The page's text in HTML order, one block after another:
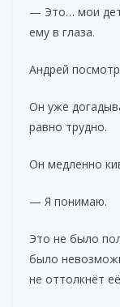
— Это… мои
ему в глаза.
Андрей
Он уже
равно трудно.
Он медленно
— Я понимаю.
Это не было
было
не оттолкнёт